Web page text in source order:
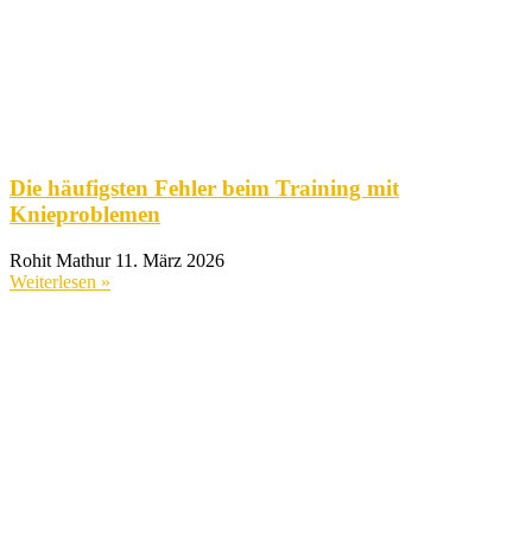
Die häufigsten Fehler beim Training mit
Knieproblemen
Rohit Mathur 11. März 2026
Weiterlesen »